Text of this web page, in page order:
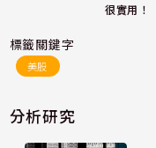
很實用！
標籤關鍵字
美股
分析研究